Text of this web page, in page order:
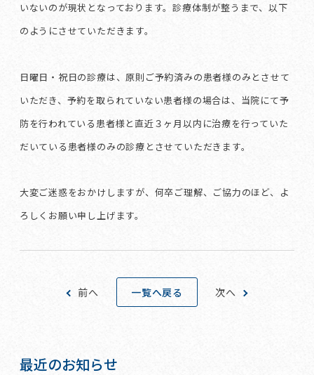
いないのが現状となっております。診療体制が整うまで、以下
のようにさせていただきます。
日曜日・祝日の診療は、原則ご予約済みの患者様のみとさせて
いただき、予約を取られていない患者様の場合は、当院にて予
防を行われている患者様と直近３ヶ月以内に治療を行っていた
だいている患者様のみの診療とさせていただきます。
大変ご迷惑をおかけしますが、何卒ご理解、ご協力のほど、よ
ろしくお願い申し上げます。
前へ 一覧へ戻る 次へ
最近のお知らせ